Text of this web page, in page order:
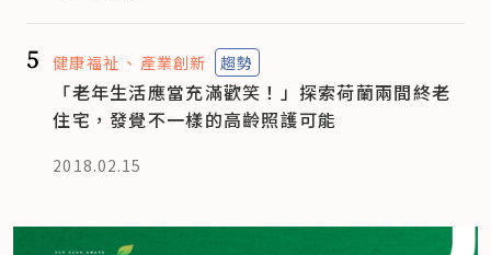
5 健康福祉 產業創新 趨勢
「老年生活應當充滿歡笑！」探索荷蘭兩間終老
住宅，發覺不一樣的高齡照護可能
2018.02.15